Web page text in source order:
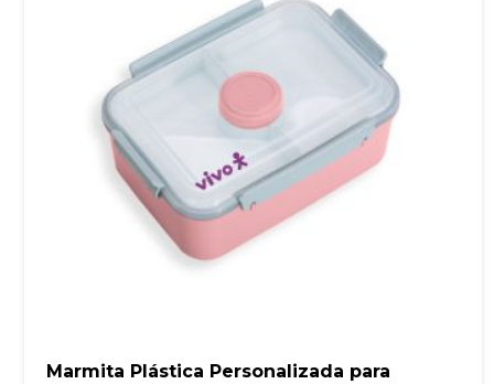
Marmita Plástica Personalizada para